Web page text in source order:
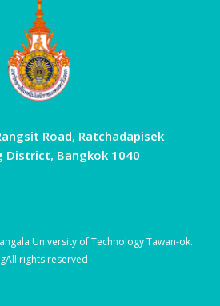
Road, Ratchadapisek
District, Bangkok 1040
University of Technology Tawan-ok.
All rights reserved